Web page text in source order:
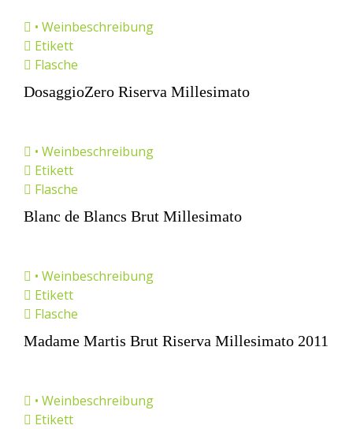
• Weinbeschreibung
Etikett
Flasche
DosaggioZero Riserva Millesimato
• Weinbeschreibung
Etikett
Flasche
Blanc de Blancs Brut Millesimato
• Weinbeschreibung
Etikett
Flasche
Madame Martis Brut Riserva Millesimato 2011
• Weinbeschreibung
Etikett